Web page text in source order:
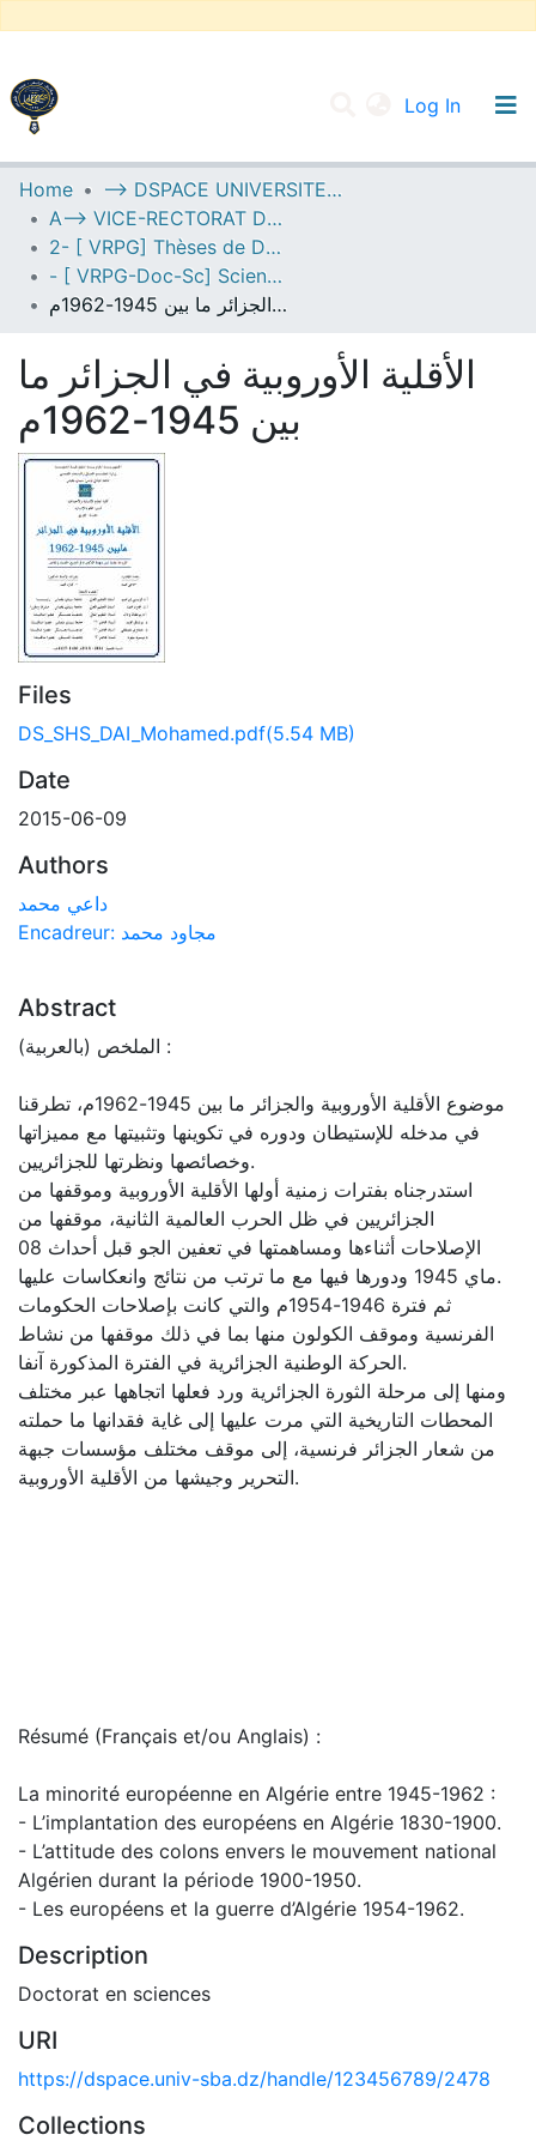
Log In
UNIVERSITY OF D.L SIDI BEL ABBES
Communities & Collections
All of DSpace
Statistics
Home
--> DSPACE UNIVERSITE DJILALLI LIABES DE SIDI BEL ABBES
A--> VICE-RECTORAT DE LA POST-GRADUATION
2- [ VRPG] Thèses de Doctorat en Sciences
- [ VRPG-Doc-Sc] Sciences humaines et sociales --- علوم إنسانية واجتماعية
الأقلية الأوروبية في الجزائر ما بين 1945-1962م
الأقلية الأوروبية في الجزائر ما
بين 1945-1962م
Files
DS_SHS_DAI_Mohamed.pdf(5.54 MB)
Date
2015-06-09
Authors
داعي محمد
Encadreur: مجاود محمد
Abstract
الملخص (بالعربية) :
موضوع الأقلية الأوروبية والجزائر ما بين 1945-1962م، تطرقنا
في مدخله للإستيطان ودوره في تكوينها وتثبيتها مع مميزاتها
وخصائصها ونظرتها للجزائريين.
استدرجناه بفترات زمنية أولها الأقلية الأوروبية وموقفها من
الجزائريين في ظل الحرب العالمية الثانية، موقفها من
الإصلاحات أثناءها ومساهمتها في تعفين الجو قبل أحداث 08
ماي 1945 ودورها فيها مع ما ترتب من نتائج وانعكاسات عليها.
ثم فترة 1946-1954م والتي كانت بإصلاحات الحكومات
الفرنسية وموقف الكولون منها بما في ذلك موقفها من نشاط
الحركة الوطنية الجزائرية في الفترة المذكورة آنفا.
ومنها إلى مرحلة الثورة الجزائرية ورد فعلها اتجاهها عبر مختلف
المحطات التاريخية التي مرت عليها إلى غاية فقدانها ما حملته
من شعار الجزائر فرنسية، إلى موقف مختلف مؤسسات جبهة
التحرير وجيشها من الأقلية الأوروبية.
Résumé (Français et/ou Anglais) :
La minorité européenne en Algérie entre 1945-1962 :
- L’implantation des européens en Algérie 1830-1900.
- L’attitude des colons envers le mouvement national
Algérien durant la période 1900-1950.
- Les européens et la guerre d’Algérie 1954-1962.
Description
Doctorat en sciences
URI
https://dspace.univ-sba.dz/handle/123456789/2478
Collections